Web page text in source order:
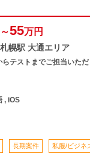
55万円
幌駅 大通エリア
テストまでご担当いただ
, iOS
長期案件 私服/ビジネ